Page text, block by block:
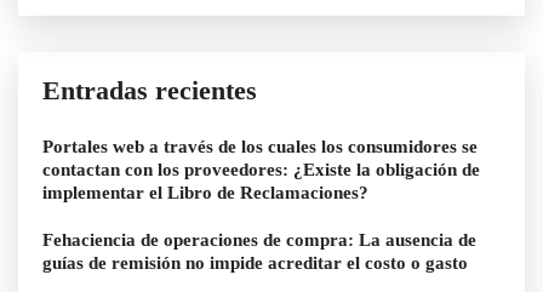
Entradas recientes
Portales web a través de los cuales los consumidores se
contactan con los proveedores: ¿Existe la obligación de
implementar el Libro de Reclamaciones?
Fehaciencia de operaciones de compra: La ausencia de
guías de remisión no impide acreditar el costo o gasto